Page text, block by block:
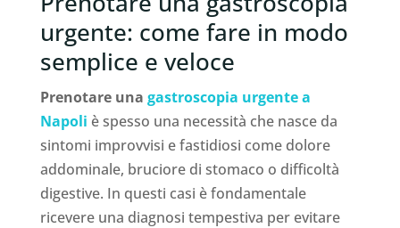
urgente: come fare in modo
semplice e veloce
Prenotare una gastroscopia urgente a
Napoli è spesso una necessità che nasce da
sintomi improvvisi e fastidiosi come dolore
addominale, bruciore di stomaco o difficoltà
digestive. In questi casi è fondamentale
ricevere una diagnosi tempestiva per evitare